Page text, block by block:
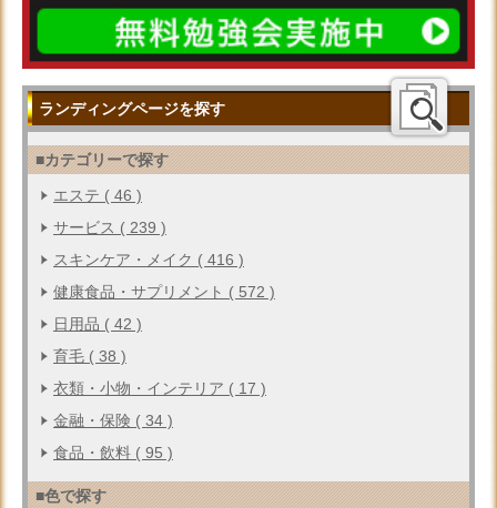
ランディングページを探す
■カテゴリーで探す
エステ ( 46 )
サービス ( 239 )
スキンケア・メイク ( 416 )
健康食品・サプリメント ( 572 )
日用品 ( 42 )
育毛 ( 38 )
衣類・小物・インテリア ( 17 )
金融・保険 ( 34 )
食品・飲料 ( 95 )
■色で探す